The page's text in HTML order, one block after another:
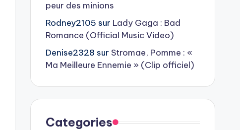
peur des minions
Rodney2105 sur Lady Gaga : Bad
Romance (Official Music Video)
Denise2328 sur Stromae, Pomme : «
Ma Meilleure Ennemie » (Clip officiel)
Categories